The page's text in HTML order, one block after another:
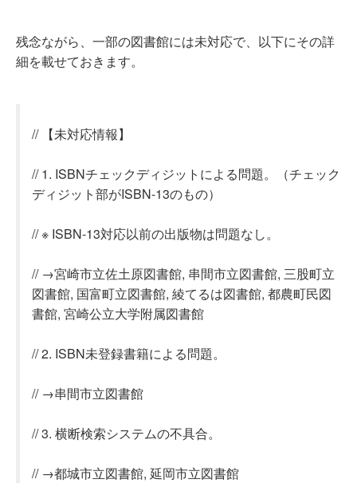
残念ながら、一部の図書館には未対応で、以下にその詳
細を載せておきます。
// 【未対応情報】
// 1. ISBNチェックディジットによる問題。（チェック
ディジット部がISBN-13のもの）
// ※ ISBN-13対応以前の出版物は問題なし。
// →宮崎市立佐土原図書館, 串間市立図書館, 三股町立
図書館, 国富町立図書館, 綾てるは図書館, 都農町民図
書館, 宮崎公立大学附属図書館
// 2. ISBN未登録書籍による問題。
// →串間市立図書館
// 3. 横断検索システムの不具合。
// →都城市立図書館, 延岡市立図書館